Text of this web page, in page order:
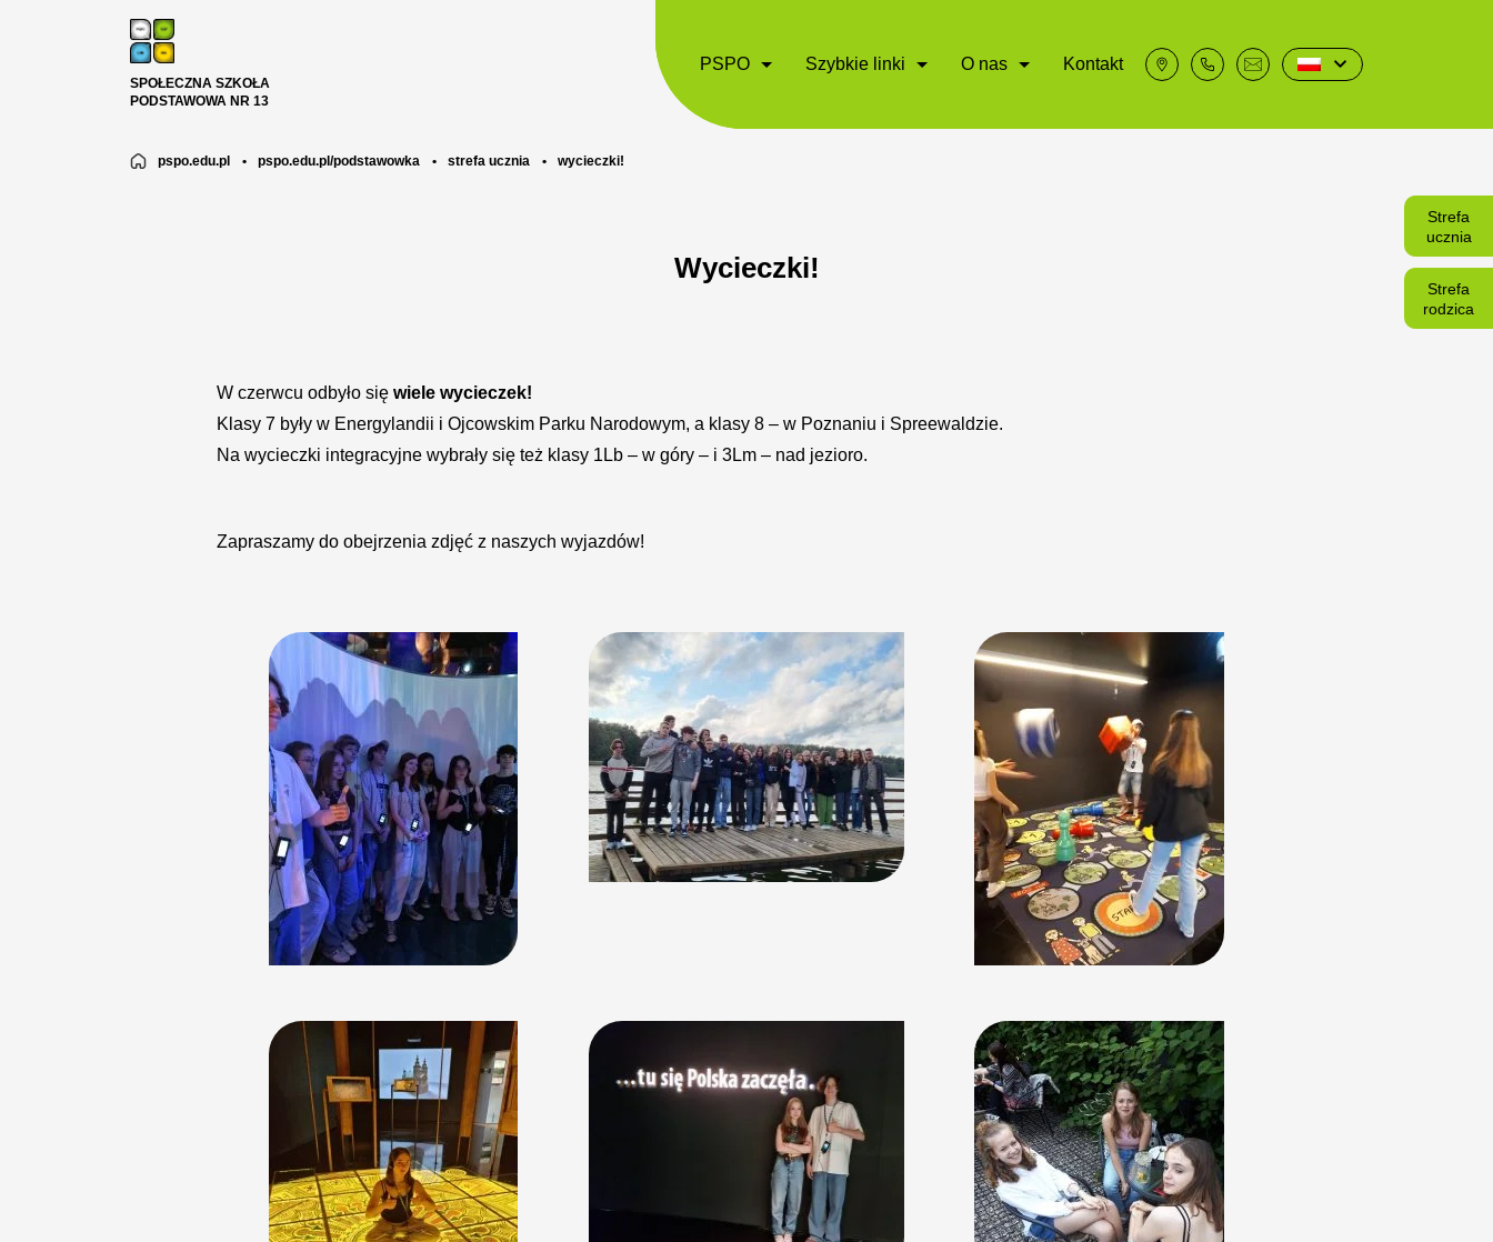
SPOŁECZNA SZKOŁA
PODSTAWOWA NR 13
PSPO Szybkie linki O nas Kontakt
pspo.edu.pl • pspo.edu.pl/podstawowka • strefa ucznia • wycieczki!
Wycieczki!
W czerwcu odbyło się wiele wycieczek!
Klasy 7 były w Energylandii i Ojcowskim Parku Narodowym, a klasy 8 – w Poznaniu i Spreewaldzie.
Na wycieczki integracyjne wybrały się też klasy 1Lb – w góry – i 3Lm – nad jezioro.
Zapraszamy do obejrzenia zdjęć z naszych wyjazdów!
Strefa
ucznia
Strefa
rodzica